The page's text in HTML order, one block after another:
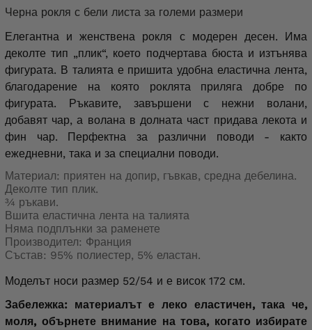
Черна рокля с бели листа за големи размери
Елегантна и женствена рокля с модерен десен. Има
деколте тип „плик“, което подчертава бюста и изтънява
фигурата. В талията е пришита удобна еластична лента,
благодарение на която роклята приляга добре по
фигурата. Ръкавите, завършени с нежни волани,
добавят чар, а волана в долната част придава лекота и
фин чар. Перфектна за различни поводи - както
ежедневни, така и за специални поводи.
Материал: приятен на допир, гъвкав, средна дебелина.
Деколте тип плик.
¾ ръкави.
Вшита еластична лента на талията
Няма подплънки за раменете
Производител: Франция
Състав: 95% полиестер, 5% еластан.
Моделът носи размер 52/54 и е висок 172 см.
Забележка: материалът е леко еластичен, така че,
моля, обърнете внимание на това, когато избирате